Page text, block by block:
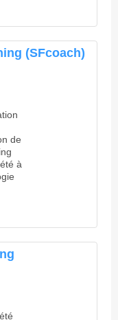
(SFcoach)
de
à